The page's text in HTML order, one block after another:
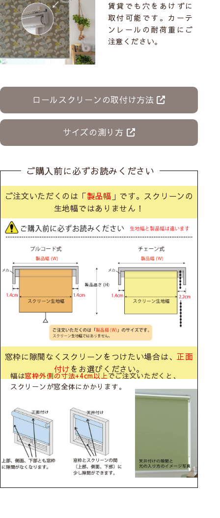
賃貸でも穴をあけずに
取付可能です。カーテ
ンレールの耐荷重にご
注意ください。
ロールスクリーンの取付け方法
サイズの測り方
ご購入前に必ずお読みください
ご注文いただくのは「製品幅 」です。スクリーンの
生地幅ではありません！
窓枠に隙間なくスクリーンをつけたい場合は、正面
付けをお選びください。
幅は窓枠外側の寸法+4cm以上でご注文いただくと、
スクリーンが窓全体にかかります。